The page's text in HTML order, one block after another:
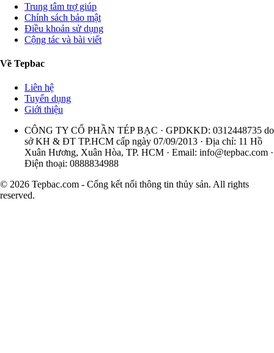
Trung tâm trợ giúp
Chính sách bảo mật
Điều khoản sử dụng
Cộng tác và bài viết
Về Tepbac
Liên hệ
Tuyển dụng
Giới thiệu
CÔNG TY CỔ PHẦN TÉP BẠC · GPDKKD: 0312448735 do
sở KH & ĐT TP.HCM cấp ngày 07/09/2013 · Địa chỉ: 11 Hồ
Xuân Hương, Xuân Hòa, TP. HCM · Email: info@tepbac.com ·
Điện thoại: 0888834988
© 2026 Tepbac.com - Cổng kết nối thông tin thủy sản. All rights
reserved.